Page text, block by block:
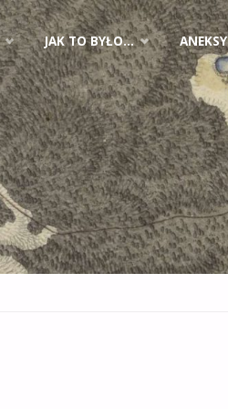
JAK TO BYŁO… ANEKSY